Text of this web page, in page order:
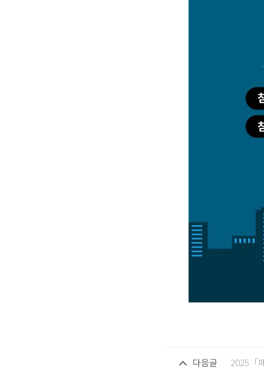
다음글 2025「